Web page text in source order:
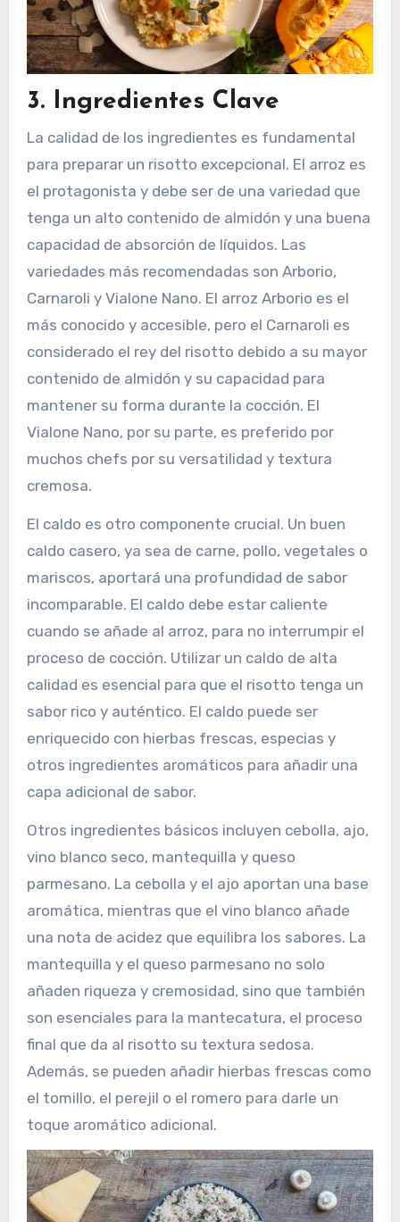
3. Ingredientes Clave
La calidad de los ingredientes es fundamental
para preparar un risotto excepcional. El arroz es
el protagonista y debe ser de una variedad que
tenga un alto contenido de almidón y una buena
capacidad de absorción de líquidos. Las
variedades más recomendadas son Arborio,
Carnaroli y Vialone Nano. El arroz Arborio es el
más conocido y accesible, pero el Carnaroli es
considerado el rey del risotto debido a su mayor
contenido de almidón y su capacidad para
mantener su forma durante la cocción. El
Vialone Nano, por su parte, es preferido por
muchos chefs por su versatilidad y textura
cremosa.
El caldo es otro componente crucial. Un buen
caldo casero, ya sea de carne, pollo, vegetales o
mariscos, aportará una profundidad de sabor
incomparable. El caldo debe estar caliente
cuando se añade al arroz, para no interrumpir el
proceso de cocción. Utilizar un caldo de alta
calidad es esencial para que el risotto tenga un
sabor rico y auténtico. El caldo puede ser
enriquecido con hierbas frescas, especias y
otros ingredientes aromáticos para añadir una
capa adicional de sabor.
Otros ingredientes básicos incluyen cebolla, ajo,
vino blanco seco, mantequilla y queso
parmesano. La cebolla y el ajo aportan una base
aromática, mientras que el vino blanco añade
una nota de acidez que equilibra los sabores. La
mantequilla y el queso parmesano no solo
añaden riqueza y cremosidad, sino que también
son esenciales para la mantecatura, el proceso
final que da al risotto su textura sedosa.
Además, se pueden añadir hierbas frescas como
el tomillo, el perejil o el romero para darle un
toque aromático adicional.